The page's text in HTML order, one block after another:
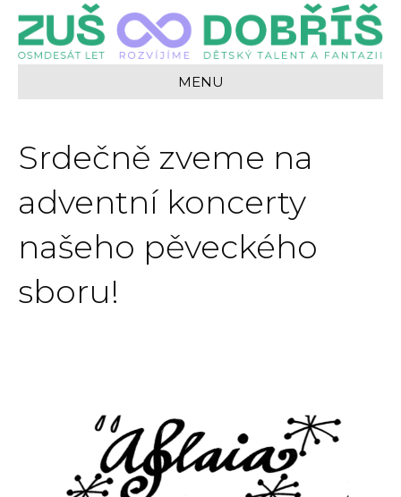
MENU
Srdečně zveme na
adventní koncerty
našeho pěveckého
sboru!